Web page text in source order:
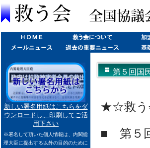
新しい署名用紙はこちらをダ
ウンロードし、印刷してご活
用下さい
※署名して頂いた個人情報は、内閣総
理大臣に提出する以外の目的のために
第５回国
★☆救う
■ 第５